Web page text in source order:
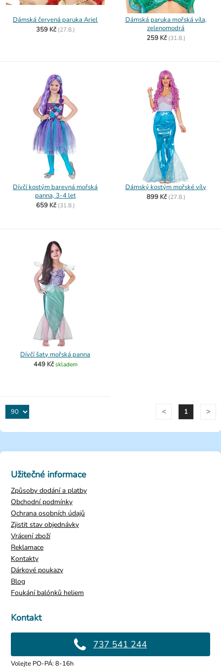
Dámská červená paruka Ariel
359 Kč (27.8.)
Dámská paruka mořská víla,
zelenomodrá
259 Kč (31.8.)
Dívčí kostým barevná mořská
panna, 3-4 let
659 Kč (31.8.)
Dámský kostým mořské víly
899 Kč (27.8.)
Dívčí šaty mořská panna
449 Kč skladem
< 1 >
Kontakt
737 541 244
Volejte PO-PÁ: 8-16h
Užitečné informace
Způsoby dodání a platby
Obchodní podmínky
Ochrana osobních údajů
Zjistit stav objednávky
Vrácení zboží
Reklamace
Kontakty
Dárkové poukazy
Blog
Foukání balónků heliem